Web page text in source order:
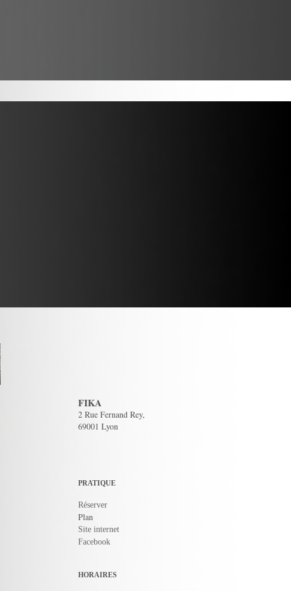
FIKA
2 Rue Fernand Rey,
69001 Lyon
PRATIQUE
Réserver
Plan
Site internet
Facebook
HORAIRES